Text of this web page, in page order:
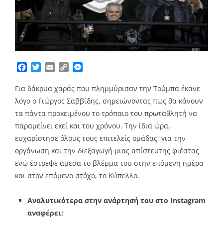
Facebook
TwitterEmailCopy
Για δάκρυα χαράς που πλημμύρισαν την Τούμπα έκανε
λόγο ο Γιώργος Σαββίδης, σημειώνοντας πως θα κάνουν
τα πάντα προκειμένου το τρόπαιο του πρωταθλητή να
παραμείνει εκεί και του χρόνου. Την ίδια ώρα,
ευχαρίστησε όλους τους επιτελείς ομάδας, για την
οργάνωση και την διεξαγωγή μιας απίστευτης φιέστας
ενώ έστρεψε άμεσα το βλέμμα του στην επόμενη ημέρα
και στον επόμενο στόχο, το Κύπελλο.
Αναλυτικότερα στην ανάρτησή του στο Instagram
αναφέρει: